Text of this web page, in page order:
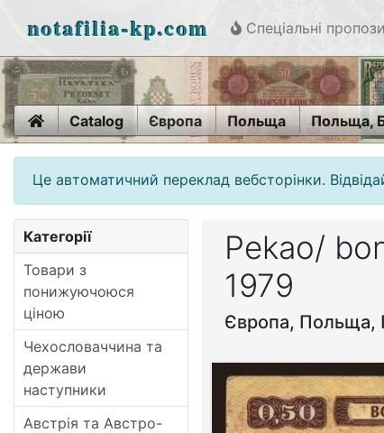
notafilia-kp.com Спеціальні
HomeCatalog Європа Польща Польща,
Це автоматичний переклад вебсторінки.
Категорії
Товари з
понижуючоюся
ціною
Чехословаччина та
держави
наступники
Австрія та Австро-
Pekao/
1979
Європа, Польща,